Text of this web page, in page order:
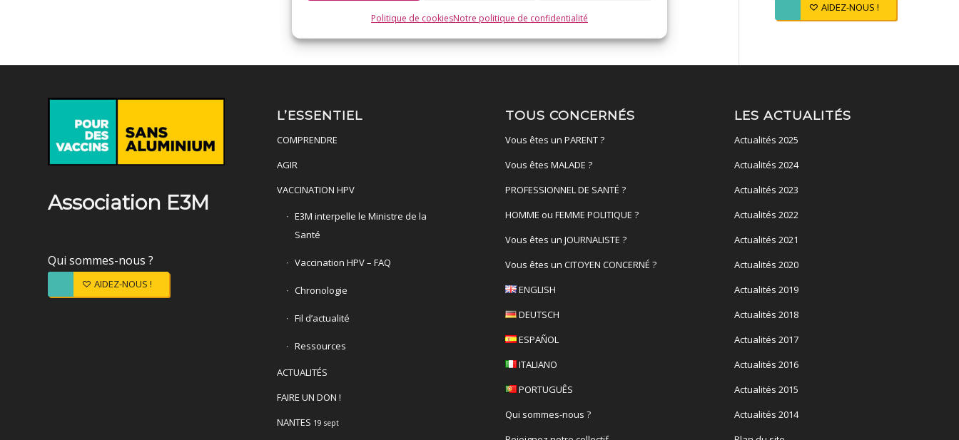
Politique de cookiesNotre politique de confidentialité
AIDEZ-NOUS !
Association E3M
Qui sommes-nous ?
AIDEZ-NOUS !
L’ESSENTIEL
COMPRENDRE
AGIR
VACCINATION HPV
E3M interpelle le Ministre de la
Santé
Vaccination HPV – FAQ
Chronologie
Fil d’actualité
Ressources
ACTUALITÉS
FAIRE UN DON !
NANTES 19 sept
TOUS CONCERNÉS
Vous êtes un PARENT ?
Vous êtes MALADE ?
PROFESSIONNEL DE SANTÉ ?
HOMME ou FEMME POLITIQUE ?
Vous êtes un JOURNALISTE ?
Vous êtes un CITOYEN CONCERNÉ ?
ENGLISH
DEUTSCH
ESPAÑOL
ITALIANO
PORTUGUÊS
Qui sommes-nous ?
LES ACTUALITÉS
Actualités 2025
Actualités 2024
Actualités 2023
Actualités 2022
Actualités 2021
Actualités 2020
Actualités 2019
Actualités 2018
Actualités 2017
Actualités 2016
Actualités 2015
Actualités 2014